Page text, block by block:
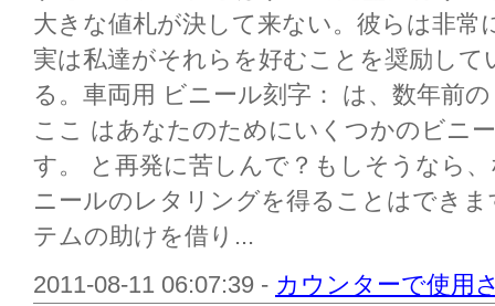
大きな値札が決して来ない。彼らは非
実は私達がそれらを好むことを奨励し
る。車両用 ビニール刻字： は、数年前
ここ はあなたのためにいくつかのビニ
す。 と再発に苦しんで？もしそうなら
ニールのレタリングを得ることはでき
テムの助けを借り...
2011-08-11 06:07:39 - カウンターで使用